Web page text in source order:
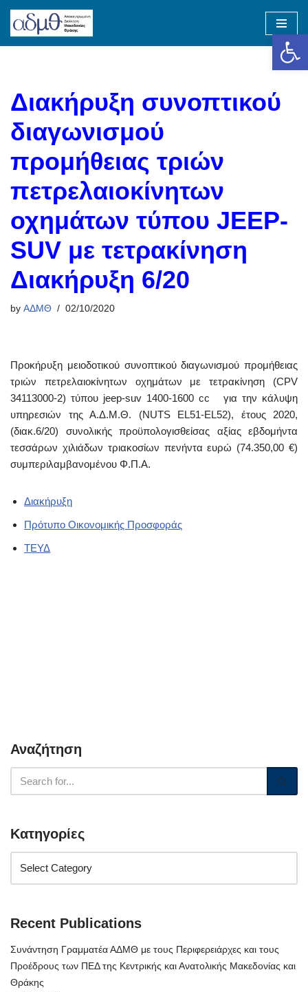
Skip
Διακήρυξη συνοπτικού
διαγωνισμού
προμήθειας τριών
πετρελαιοκίνητων
οχημάτων τύπου JEEP-
SUV με τετρακίνηση
Διακήρυξη 6/20
by ΑΔΜΘ 02/10/2020
Προκήρυξη μειοδοτικού συνοπτικού διαγωνισμού προμήθειας
τριών πετρελαιοκίνητων οχημάτων με τετρακίνηση (CPV
34113000-2) τύπου jeep-suv 1400-1600 cc για την κάλυψη
υπηρεσιών της Α.Δ.Μ.Θ. (NUTS EL51-EL52), έτους 2020,
(διακ.6/20) συνολικής προϋπολογισθείσας αξίας εβδομήντα
τεσσάρων χιλιάδων τριακοσίων πενήντα ευρώ (74.350,00 €)
συμπεριλαμβανομένου Φ.Π.Α.
Διακήρυξη
Πρότυπο Οικονομικής Προσφοράς
ΤΕΥΔ
Αναζήτηση
Κατηγορίες
Recent Publications
Συνάντηση Γραμματέα ΑΔΜΘ με τους Περιφερειάρχες και τους
Προέδρους των ΠΕΔ της Κεντρικής και Ανατολικής Μακεδονίας και
Θράκης